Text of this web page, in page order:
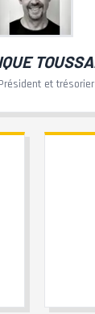
et trésorier